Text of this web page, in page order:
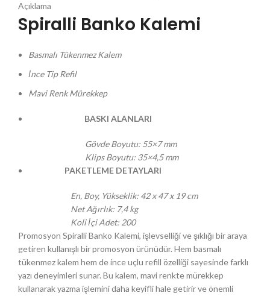
Açıklama
Spiralli Banko Kalemi
Basmalı Tükenmez Kalem
İnce Tip Refil
Mavi Renk Mürekkep
BASKI ALANLARI
Gövde Boyutu: 55×7 mm
Klips Boyutu: 35×4,5 mm
PAKETLEME DETAYLARI
En, Boy, Yükseklik: 42 x 47 x 19 cm
Net Ağırlık: 7,4 kg
Koli İçi Adet: 200
Promosyon Spiralli Banko Kalemi, işlevselliği ve şıklığı bir araya
getiren kullanışlı bir promosyon ürünüdür. Hem basmalı
tükenmez kalem hem de ince uçlu refill özelliği sayesinde farklı
yazı deneyimleri sunar. Bu kalem, mavi renkte mürekkep
kullanarak yazma işlemini daha keyifli hale getirir ve önemli